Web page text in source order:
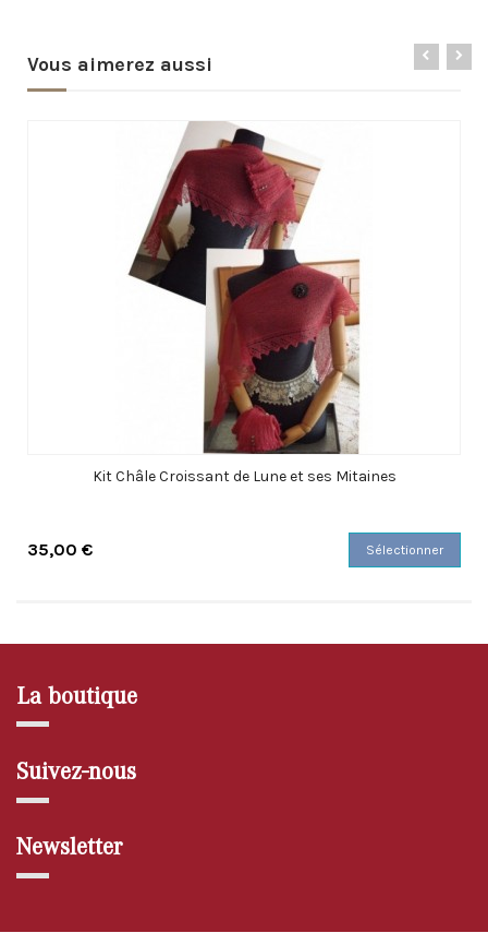
Vous aimerez aussi
Kit Châle Croissant de Lune et ses Mitaines
35,00 € Sélectionner
La boutique
Suivez-nous
Newsletter